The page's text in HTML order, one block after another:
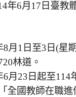
年6月17日臺教
8月1日至3日(星
林道。
月23日起至114
全國教師在職